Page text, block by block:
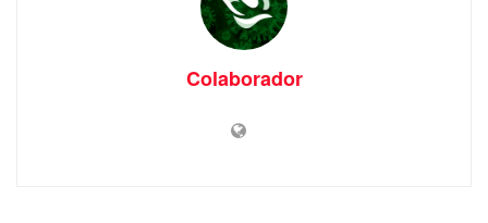
Colaborador